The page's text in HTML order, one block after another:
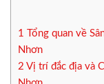
1
Tổng quan về
Nhơn
2 Vị trí đắc địa và